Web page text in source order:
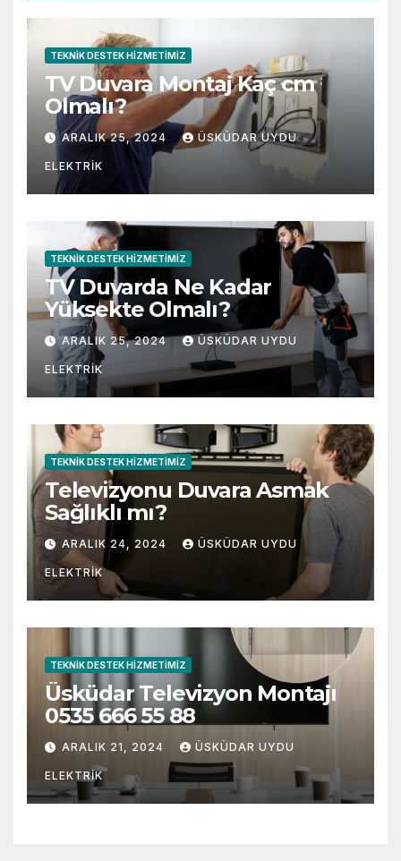
TEKNIK DESTEK HIZMETIMIZ
TV Duvara Montaj Kaç cm
Olmalı?
ARALIK 25, 2024 ÜSKÜDAR UYDU
ELEKTRIK
TEKNIK DESTEK HIZMETIMIZ
TV Duvarda Ne Kadar
Yüksekte Olmalı?
ARALIK 25, 2024 ÜSKÜDAR UYDU
ELEKTRIK
TEKNIK DESTEK HIZMETIMIZ
Televizyonu Duvara Asmak
Sağlıklı mı?
ARALIK 24, 2024 ÜSKÜDAR UYDU
ELEKTRIK
TEKNIK DESTEK HIZMETIMIZ
Üsküdar Televizyon Montajı
0535 666 55 88
ARALIK 21, 2024 ÜSKÜDAR UYDU
ELEKTRIK